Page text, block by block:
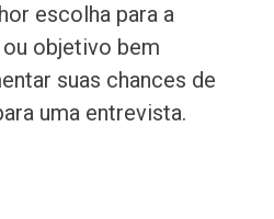
escolha para a
objetivo bem
suas chances de
uma entrevista.